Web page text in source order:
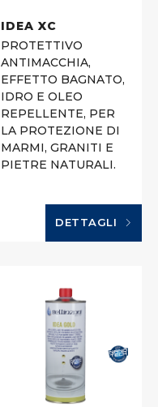
IDEA XC
PROTETTIVO
ANTIMACCHIA,
EFFETTO BAGNATO,
IDRO E OLEO
REPELLENTE, PER
LA PROTEZIONE DI
MARMI, GRANITI E
PIETRE NATURALI.
DETTAGLI